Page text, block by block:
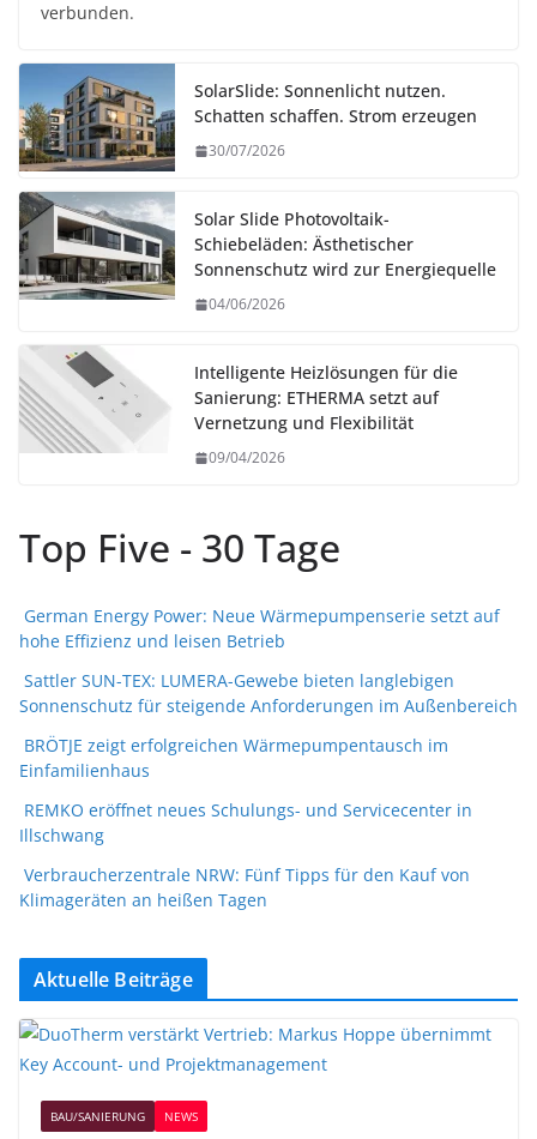
verbunden.
SolarSlide: Sonnenlicht nutzen.
Schatten schaffen. Strom erzeugen
30/07/2026
Solar Slide Photovoltaik-
Schiebeläden: Ästhetischer
Sonnenschutz wird zur Energiequelle
04/06/2026
Intelligente Heizlösungen für die
Sanierung: ETHERMA setzt auf
Vernetzung und Flexibilität
09/04/2026
Top Five - 30 Tage
German Energy Power: Neue Wärmepumpenserie setzt auf
hohe Effizienz und leisen Betrieb
Sattler SUN-TEX: LUMERA-Gewebe bieten langlebigen
Sonnenschutz für steigende Anforderungen im Außenbereich
BRÖTJE zeigt erfolgreichen Wärmepumpentausch im
Einfamilienhaus
REMKO eröffnet neues Schulungs- und Servicecenter in
Illschwang
Verbraucherzentrale NRW: Fünf Tipps für den Kauf von
Klimageräten an heißen Tagen
Aktuelle Beiträge
BAU/SANIERUNG NEWS